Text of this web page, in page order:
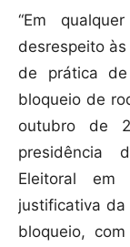
“Em
desrespeito
de prática
bloqueio de
outubro de
presidência
Eleitoral em
justificativa
bloqueio,